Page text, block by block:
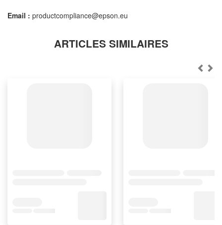
Email : productcompliance@epson.eu
ARTICLES SIMILAIRES